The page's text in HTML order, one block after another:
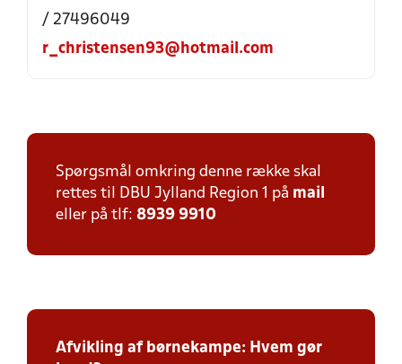
/ 27496049
r_christensen93@hotmail.com
Spørgsmål omkring denne række skal
rettes til DBU Jylland Region 1 på mail
eller på tlf: 8939 9910
Afvikling af børnekampe: Hvem gør